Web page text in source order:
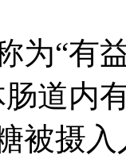
“有益
道内
被摄